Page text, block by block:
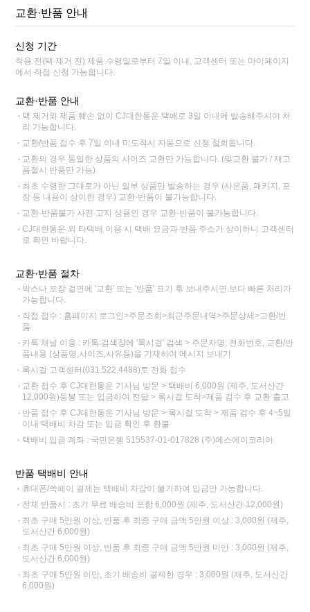
교환·반품 안내
신청 기간
착용 전(택 제거 전) 제품 수령일로부터 7일 이내, 고객센터 또는 마이페이지
에서 직접 신청 가능합니다.
교환·반품 안내
택 제거와 제품 훼손 없이 CJ대한통운 택배로 3일 이내에 발송해주셔야 처
리 가능합니다.
교환/반품 접수 후 7일 이내 미도착시 자동으로 신청 철회됩니다.
교환의 경우 동일한 상품의 사이즈 교환만 가능합니다. (맞교환 불가 / 재고
품절시 반품만 가능)
최초 수령한 그대로가 아닌 일부 상품만 발송하는 경우 (사은품, 패키지, 포
장 등 내용이 상이한 경우) 교환·반품이 불가능합니다.
교환·반품불가 사전 고지 상품인 경우 교환·반품이 불가능합니다.
CJ대한통운 외 타택배 이용 시 택배 요금과 반품 주소가 상이하니 고객센터
로 확인 바랍니다.
교환·반품 절차
박스나 포장 겉면에 '교환' 또는 '반품' 표기 후 보내주시면 보다 빠른 처리가
가능합니다.
직접 접수 : 홈페이지 로그인>주문조회>최근주문내역>주문상세>교환/반
품
카톡 채널 이용 : 카톡 검색창에 '록시걸' 검색 > 주문자명, 전화번호, 교환/반
품내용 (상품명,사이즈,사유등)을 기재하여 메시지 보내기
록시걸 고객센터(031.522.4488)로 전화 접수
교환 접수 후 CJ대한통운 기사님 방문 > 택배비 6,000원 (제주, 도서산간
12,000원)동봉 또는 입금하여 전달 > 록시걸 도착>제품 검수 후 교환 출고
반품 접수 후 CJ대한통운 기사님 방문 > 록시걸 도착 > 제품 검수 후 4~5일
이내 택배비 차감 또는 입금 확인 후 환불
택배비 입금 계좌 : 국민은행 515537-01-017828 (주)에스에이코리아
반품 택배비 안내
휴대폰/쓱페이 결제는 택배비 차감이 불가하여 입금만 가능합니다.
전체 반품시 : 초기 무료 배송비 포함 6,000원 (제주, 도서산간 12,000원)
최초 구매 5만원 이상, 반품 후 최종 구매 금액 5만원 이상 : 3,000원 (제주,
도서산간 6,000원)
최초 구매 5만원 이상, 반품 후 최종 구매 금액 5만원 미만 : 3,000원 (제주,
도서산간 6,000원)
최초 구매 5만원 미만, 초기 배송비 결제한 경우 : 3,000원 (제주, 도서산간
6,000원)